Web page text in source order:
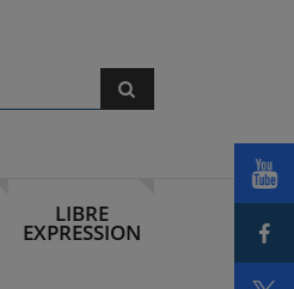
LIBRE
EXPRESSION